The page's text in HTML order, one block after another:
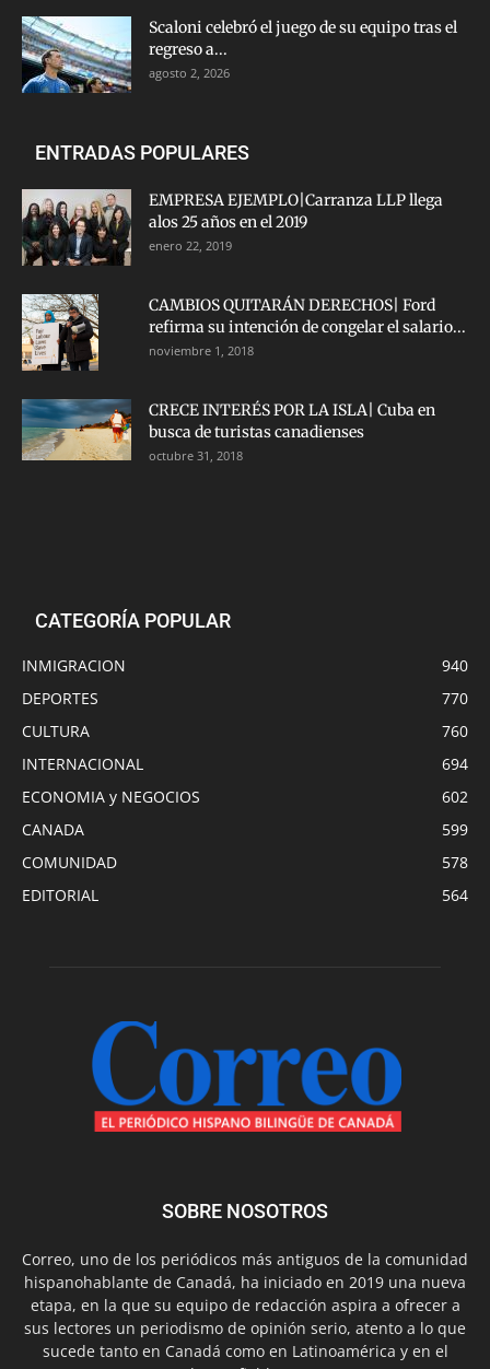
Scaloni celebró el juego de su equipo tras el
regreso a...
agosto 2, 2026
ENTRADAS POPULARES
EMPRESA EJEMPLO|Carranza LLP llega
alos 25 años en el 2019
enero 22, 2019
CAMBIOS QUITARÁN DERECHOS| Ford
refirma su intención de congelar el salario...
noviembre 1, 2018
CRECE INTERÉS POR LA ISLA| Cuba en
busca de turistas canadienses
octubre 31, 2018
CATEGORÍA POPULAR
INMIGRACION
940
DEPORTES
770
CULTURA
760
INTERNACIONAL
694
ECONOMIA y NEGOCIOS
602
CANADA
599
COMUNIDAD
578
EDITORIAL
564
SOBRE NOSOTROS
Correo, uno de los periódicos más antiguos de la comunidad
hispanohablante de Canadá, ha iniciado en 2019 una nueva
etapa, en la que su equipo de redacción aspira a ofrecer a
sus lectores un periodismo de opinión serio, atento a lo que
sucede tanto en Canadá como en Latinoamérica y en el